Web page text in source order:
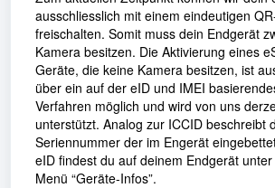
ausschliesslich mit einem eindeutigen
freischalten. Somit muss dein Endgerät
Kamera besitzen. Die Aktivierung eines
Geräte, die keine Kamera besitzen, ist
über ein auf der eID und IMEI
Verfahren möglich und wird von uns
unterstützt. Analog zur ICCID beschreibt
Seriennummer der im Engerät
eID findest du auf deinem Endgerät
Menü “Geräte-Infos”.